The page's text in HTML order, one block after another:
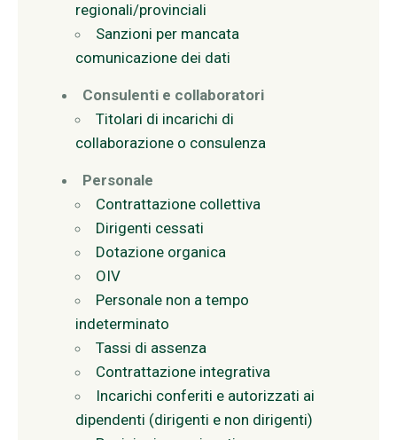
regionali/provinciali
Sanzioni per mancata
comunicazione dei dati
Consulenti e collaboratori
Titolari di incarichi di
collaborazione o consulenza
Personale
Contrattazione collettiva
Dirigenti cessati
Dotazione organica
OIV
Personale non a tempo
indeterminato
Tassi di assenza
Contrattazione integrativa
Incarichi conferiti e autorizzati ai
dipendenti (dirigenti e non dirigenti)